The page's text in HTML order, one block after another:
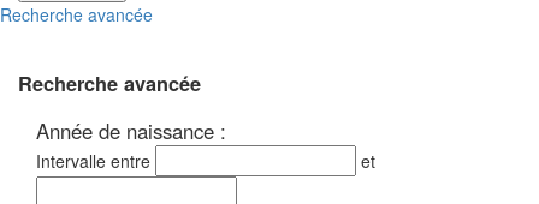
Recherche avancée
Recherche avancée
Année de naissance :
Intervalle entre et